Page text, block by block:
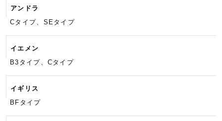
アンドラ
Cタイプ、SEタイプ
イエメン
B3タイプ、Cタイプ
イギリス
BFタイプ